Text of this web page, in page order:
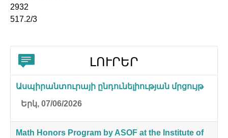
2932
517.2/3
ԼՈՒՐԵՐ
Ասպիրանտուրայի ընդունելիության մրցույթ
Երկ, 07/06/2026
Math Honors Program by ASOF at the Institute of